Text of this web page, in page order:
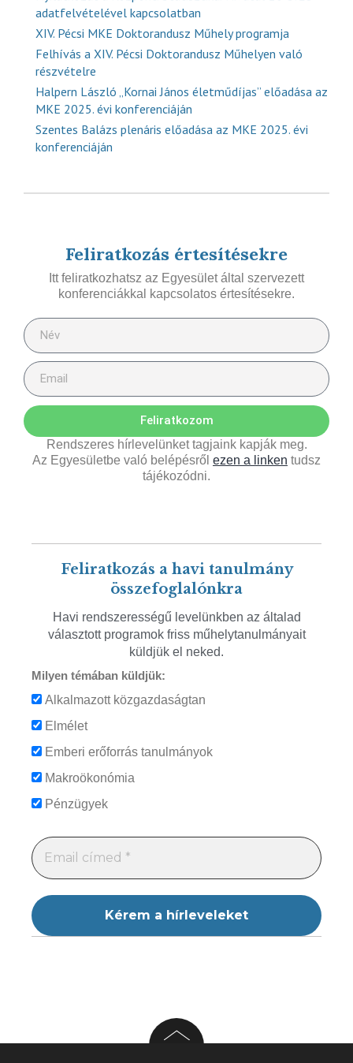
adatfelvételével kapcsolatban
XIV. Pécsi MKE Doktorandusz Műhely programja
Felhívás a XIV. Pécsi Doktorandusz Műhelyen való
részvételre
Halpern László „Kornai János életműdíjas” előadása az
MKE 2025. évi konferenciáján
Szentes Balázs plenáris előadása az MKE 2025. évi
konferenciáján
Feliratkozás értesítésekre
Itt feliratkozhatsz az Egyesület által szervezett
konferenciákkal kapcsolatos értesítésekre.
Feliratkozom
Rendszeres hírlevelünket tagjaink kapják meg.
Az Egyesületbe való belépésről ezen a linken tudsz
tájékozódni.
Feliratkozás a havi tanulmány
összefoglalónkra
Havi rendszerességű levelünkben az általad
választott programok friss műhelytanulmányait
küldjük el neked.
Milyen témában küldjük:
Alkalmazott közgazdaságtan
Elmélet
Emberi erőforrás tanulmányok
Makroökonómia
Pénzügyek